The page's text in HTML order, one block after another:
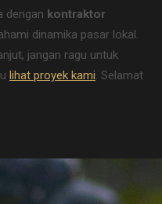
dengan kontraktor
dinamika pasar lokal.
jangan ragu untuk
lihat proyek kami. Selamat